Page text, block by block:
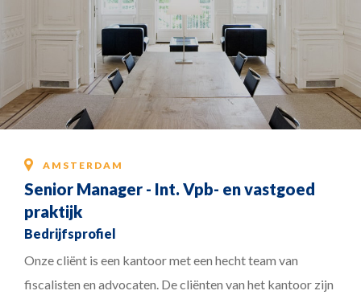
AMSTERDAM
Senior Manager - Int. Vpb- en vastgoed
praktijk
Bedrijfsprofiel
Onze cliënt is een kantoor met een hecht team van
fiscalisten en advocaten. De cliënten van het kantoor zijn